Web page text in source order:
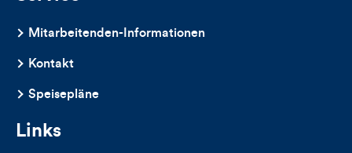
Mitarbeitenden-Informationen
Kontakt
Speisepläne
Links